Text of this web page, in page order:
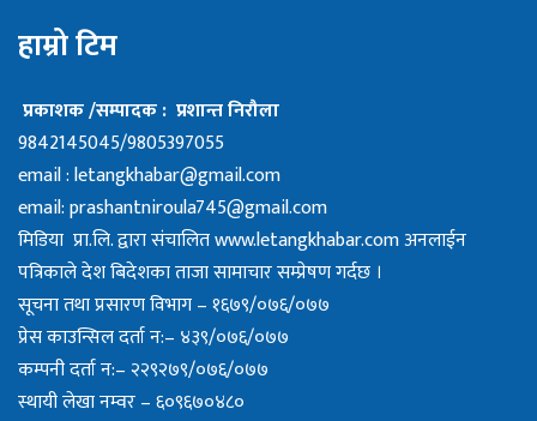
हाम्रो टिम
प्रकाशक /सम्पादक : प्रशान्त निरौला
9842145045/9805397055
email :letangkhabar@gmail.com
email:prashantniroula745@gmail.com
मिडिया प्रा.लि. द्वारा संचालित www.letangkhabar.com अनलाईन
पत्रिकाले देश बिदेशका ताजा सामाचार सम्प्रेषण गर्दछ ।
सूचना तथा प्रसारण विभाग – १६७९/०७६/०७७
प्रेस काउन्सिल दर्ता न:– ४३९/०७६/०७७
कम्पनी दर्ता न:– २२९२७९/०७६/०७७
स्थायी लेखा नम्वर – ६०९६७०४८०